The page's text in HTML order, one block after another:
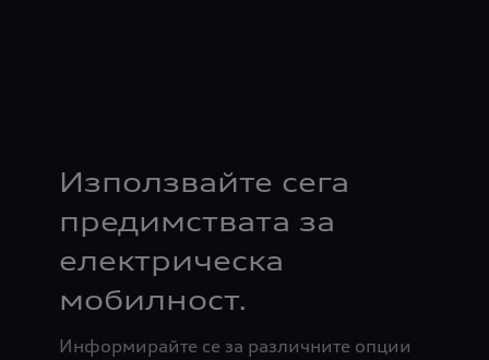
Използвайте сега
предимствата за
електрическа
мобилност.
Информирайте се за различните опции